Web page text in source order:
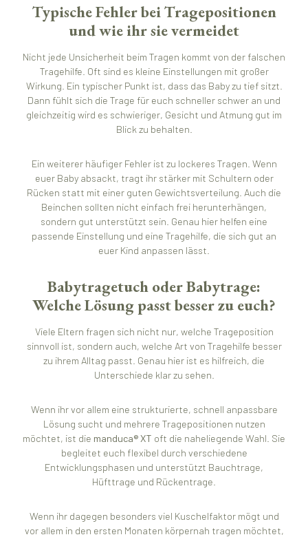
Typische Fehler bei Tragepositionen
und wie ihr sie vermeidet
Nicht jede Unsicherheit beim Tragen kommt von der falschen
Tragehilfe. Oft sind es kleine Einstellungen mit großer
Wirkung. Ein typischer Punkt ist, dass das Baby zu tief sitzt.
Dann fühlt sich die Trage für euch schneller schwer an und
gleichzeitig wird es schwieriger, Gesicht und Atmung gut im
Blick zu behalten.
Ein weiterer häufiger Fehler ist zu lockeres Tragen. Wenn
euer Baby absackt, tragt ihr stärker mit Schultern oder
Rücken statt mit einer guten Gewichtsverteilung. Auch die
Beinchen sollten nicht einfach frei herunterhängen,
sondern gut unterstützt sein. Genau hier helfen eine
passende Einstellung und eine Tragehilfe, die sich gut an
euer Kind anpassen lässt.
Babytragetuch oder Babytrage:
Welche Lösung passt besser zu euch?
Viele Eltern fragen sich nicht nur, welche Trageposition
sinnvoll ist, sondern auch, welche Art von Tragehilfe besser
zu ihrem Alltag passt. Genau hier ist es hilfreich, die
Unterschiede klar zu sehen.
Wenn ihr vor allem eine strukturierte, schnell anpassbare
Lösung sucht und mehrere Tragepositionen nutzen
möchtet, ist die manduca® XT oft die naheliegende Wahl. Sie
begleitet euch flexibel durch verschiedene
Entwicklungsphasen und unterstützt Bauchtrage,
Hüfttrage und Rückentrage.
Wenn ihr dagegen besonders viel Kuschelfaktor mögt und
vor allem in den ersten Monaten körpernah tragen möchtet,